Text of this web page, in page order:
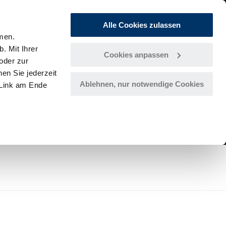
Mit Ihrer
zur
Sie jederzeit
am Ende
Alle Cookies zulassen
Cookies anpassen
Ablehnen, nur notwendige Cookies